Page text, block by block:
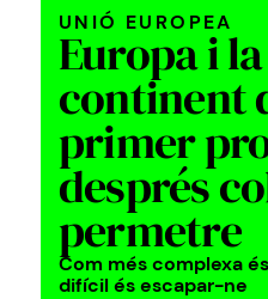
UNIÓ EUROPEA
Europa i
continent
primer
després
permetre
Com més complexa
difícil és escapar-ne